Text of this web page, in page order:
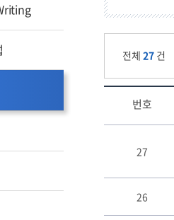
전체27 건
체
번호
27
26